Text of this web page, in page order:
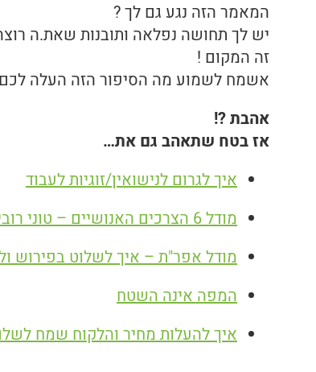
המאמר הזה נגע גם לך ?
יש לך תחושה נפלאה ותובנות שאת.ה
זה המקום !
אשמח לשמוע מה הסיפור הזה העלה
אהבת ?!
אז בטח שתאהב גם את…
איך לגרום לנישואין/זוגיות לעבוד
מודל 6 הצרכים האנושיים – טוני רובינס – השלכות מעשיות
מודל אפר"ת – איך לשלוט בפירוש
המפה אינה השטח
איך להעלות מחיר והלקוח שמח